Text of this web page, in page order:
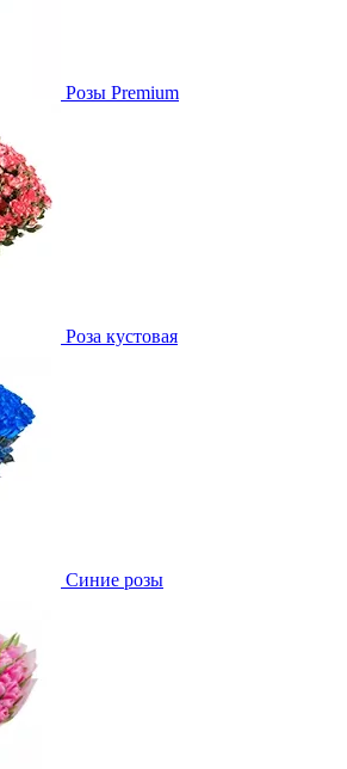
Розы Premium
Роза кустовая
Синие розы